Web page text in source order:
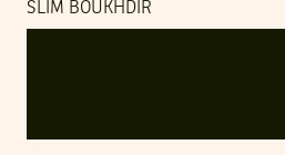
SLIM BOUKHDIR